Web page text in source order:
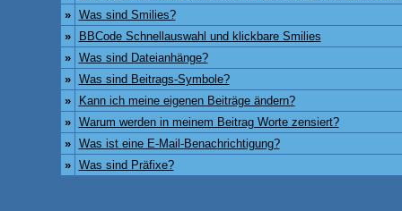
»
Was sind Smilies?
»
BBCode Schnellauswahl und klickbare Smilies
»
Was sind Dateianhänge?
»
Was sind Beitrags-Symbole?
»
Kann ich meine eigenen Beiträge ändern?
»
Warum werden in meinem Beitrag Worte zensiert?
»
Was ist eine E-Mail-Benachrichtigung?
»
Was sind Präfixe?